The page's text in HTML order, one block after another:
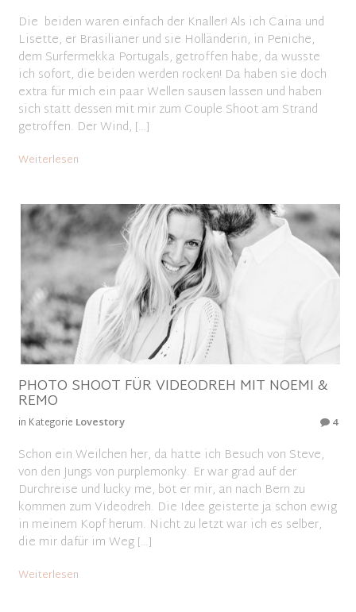
Die beiden waren einfach der Knaller! Als ich Caina und
Lisette, er Brasilianer und sie Holländerin, in Peniche,
dem Surfermekka Portugals, getroffen habe, da wusste
ich sofort, die beiden werden rocken! Da haben sie doch
extra für mich ein paar Wellen sausen lassen und haben
sich statt dessen mit mir zum Couple Shoot am Strand
getroffen. Der Wind, […]
Weiterlesen
PHOTO SHOOT FÜR VIDEODREH MIT NOEMI &
REMO
in Kategorie Lovestory 4
Schon ein Weilchen her, da hatte ich Besuch von Steve,
von den Jungs von purplemonky. Er war grad auf der
Durchreise und lucky me, bot er mir, an nach Bern zu
kommen zum Videodreh. Die Idee geisterte ja schon ewig
in meinem Kopf herum. Nicht zu letzt war ich es selber,
die mir dafür im Weg […]
Weiterlesen